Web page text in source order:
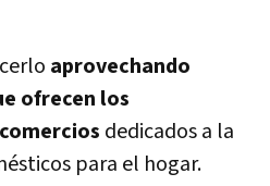
aprovechando
ofrecen los
dedicados a la
para el hogar.